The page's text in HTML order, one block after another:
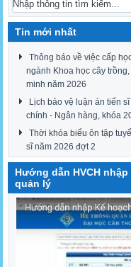
Tin mới nhất
Thông báo về việc cấp
ngành Khoa học cây
minh năm 2026
Lịch bảo vệ luận án tiến
chính - Ngân hàng, khóa
Thời khóa biểu ôn tập
sĩ năm 2026 đợt 2
Hướng dẫn HVCH
quản lý